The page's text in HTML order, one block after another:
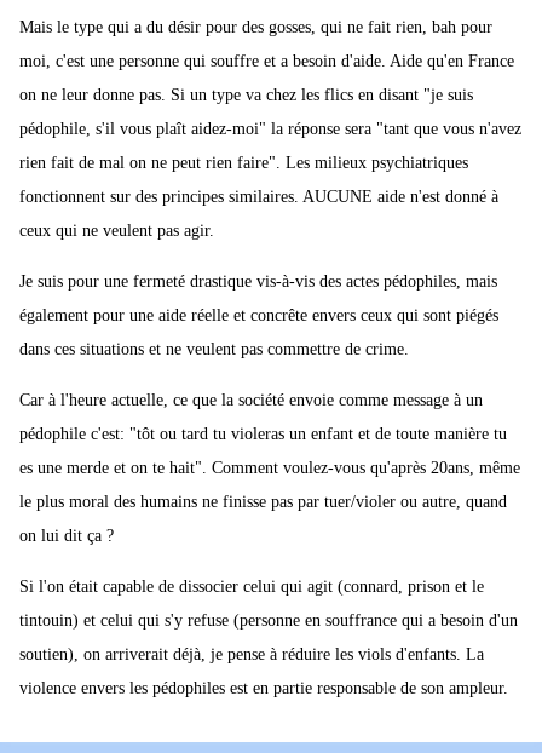
Mais le type qui a du désir pour des gosses, qui ne fait rien, bah pour
moi, c'est une personne qui souffre et a besoin d'aide. Aide qu'en France
on ne leur donne pas. Si un type va chez les flics en disant "je suis
pédophile, s'il vous plaît aidez-moi" la réponse sera "tant que vous n'avez
rien fait de mal on ne peut rien faire". Les milieux psychiatriques
fonctionnent sur des principes similaires. AUCUNE aide n'est donné à
ceux qui ne veulent pas agir.
Je suis pour une fermeté drastique vis-à-vis des actes pédophiles, mais
également pour une aide réelle et concrête envers ceux qui sont piégés
dans ces situations et ne veulent pas commettre de crime.
Car à l'heure actuelle, ce que la société envoie comme message à un
pédophile c'est: "tôt ou tard tu violeras un enfant et de toute manière tu
es une merde et on te hait". Comment voulez-vous qu'après 20ans, même
le plus moral des humains ne finisse pas par tuer/violer ou autre, quand
on lui dit ça ?
Si l'on était capable de dissocier celui qui agit (connard, prison et le
tintouin) et celui qui s'y refuse (personne en souffrance qui a besoin d'un
soutien), on arriverait déjà, je pense à réduire les viols d'enfants. La
violence envers les pédophiles est en partie responsable de son ampleur.